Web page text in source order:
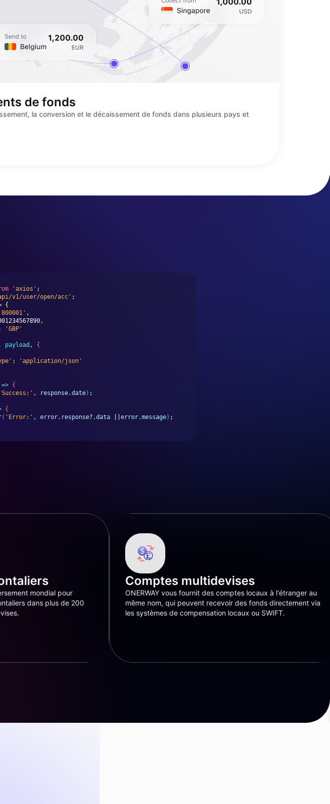
de fonds
la conversion et le décaissement de fonds dans plusieurs pays et
'axios' ;
v1/user/open/acc' ;
{
'800001' ,
'GBP'
payload , {
:
'application/json'
=> {
'Success:' , response.date) ;
{
( 'Error:' , error.response?.data error.message) ;
mondial pour
dans plus de 200
Comptes multidevises
ONERWAY vous fournit des comptes locaux à l'étranger au
même nom, qui peuvent recevoir des fonds directement via
les systèmes de compensation locaux ou SWIFT.